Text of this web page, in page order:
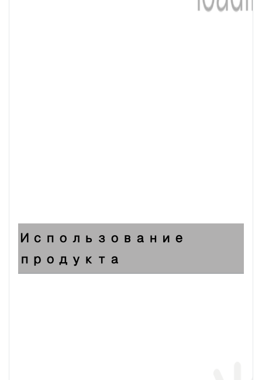
Использование
продукта